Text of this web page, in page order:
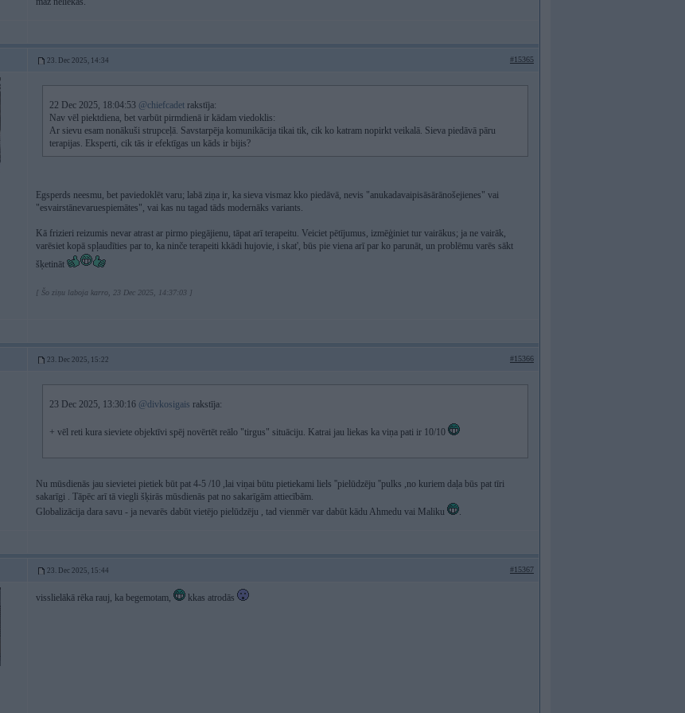
23. Dec 2025, 14:34 #15365
22 Dec 2025, 18:04:53 @chiefcadet rakstīja:
Nav vēl piektdiena, bet varbūt pirmdienā ir kādam viedoklis:
Ar sievu esam nonākuši strupceļā. Savstarpēja komunikācija tikai tik, cik ko katram nopirkt veikalā. Sieva piedāvā pāru
terapijas. Eksperti, cik tās ir efektīgas un kāds ir bijis?
Egsperds neesmu, bet paviedoklēt varu; labā ziņa ir, ka sieva vismaz kko piedāvā, nevis "anukadavaipisāsārānošejienes" vai
"esvairstānevaruespiemātes", vai kas nu tagad tāds modernāks variants.
Kā frizieri reizumis nevar atrast ar pirmo piegājienu, tāpat arī terapeitu. Veiciet pētījumus, izmēģiniet tur vairākus; ja ne vairāk,
varēsiet kopā spļaudīties par to, ka ninče terapeiti kkādi hujovie, i skat', būs pie viena arī par ko parunāt, un problēmu varēs sākt
šķetināt
[ Šo ziņu laboja karro, 23 Dec 2025, 14:37:03 ]
23. Dec 2025, 15:22 #15366
23 Dec 2025, 13:30:16 @divkosigais rakstīja:
+ vēl reti kura sieviete objektīvi spēj novērtēt reālo "tirgus" situāciju. Katrai jau liekas ka viņa pati ir 10/10
Nu mūsdienās jau sievietei pietiek būt pat 4-5 /10 ,lai viņai būtu pietiekami liels ''pielūdzēju ''pulks ,no kuriem daļa būs pat tīri
sakarīgi . Tāpēc arī tā viegli šķirās mūsdienās pat no sakarīgām attiecībām.
Globalizācija dara savu - ja nevarēs dabūt vietējo pielūdzēju , tad vienmēr var dabūt kādu Ahmedu vai Maliku
.
23. Dec 2025, 15:44 #15367
visslielākā rēka rauj, ka begemotam, kkas atrodās